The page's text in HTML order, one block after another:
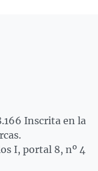
Inscrita en la
I, portal 8, nº 4